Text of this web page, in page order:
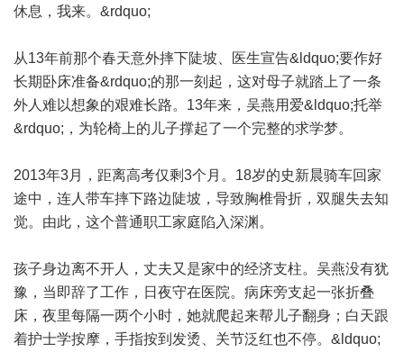
休息，我来。&rdquo;
从13年前那个春天意外摔下陡坡、医生宣告&ldquo;要作好
长期卧床准备&rdquo;的那一刻起，这对母子就踏上了一条
外人难以想象的艰难长路。13年来，吴燕用爱&ldquo;托举
&rdquo;，为轮椅上的儿子撑起了一个完整的求学梦。
2013年3月，距离高考仅剩3个月。18岁的史新晨骑车回家
途中，连人带车摔下路边陡坡，导致胸椎骨折，双腿失去知
觉。由此，这个普通职工家庭陷入深渊。
孩子身边离不开人，丈夫又是家中的经济支柱。吴燕没有犹
豫，当即辞了工作，日夜守在医院。病床旁支起一张折叠
床，夜里每隔一两个小时，她就爬起来帮儿子翻身；白天跟
着护士学按摩，手指按到发烫、关节泛红也不停。&ldquo;